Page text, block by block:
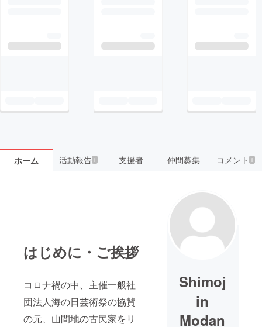
ホーム 活動報告1 支援者 仲間募集 コメント 1
はじめに・ご挨拶
コロナ禍の中、主催一般社
団法人海の日芸術祭の協賛
の元、山間地の古民家をリ
Shimoj
in
Modan